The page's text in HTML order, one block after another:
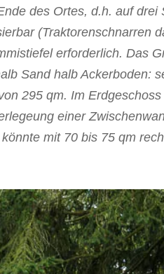
des Ortes, d.h. auf drei
(Traktorenschnarren
erforderlich. Das
Sand halb Ackerboden:
295 qm. Im
einer
mit 70 bis 75 qm